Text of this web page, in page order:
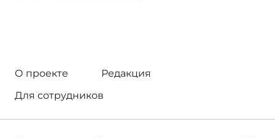
О проекте
Редакция
Для сотрудников